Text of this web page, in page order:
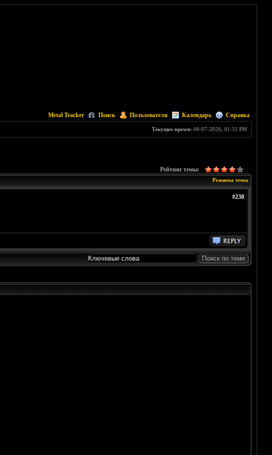
Metal Tracker Поиск Пользователи Календарь Справка
Текущее время: 08-07-2026, 01:31 PM
Рейтинг темы:
Режимы темы
#230